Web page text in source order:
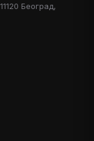
Београд,